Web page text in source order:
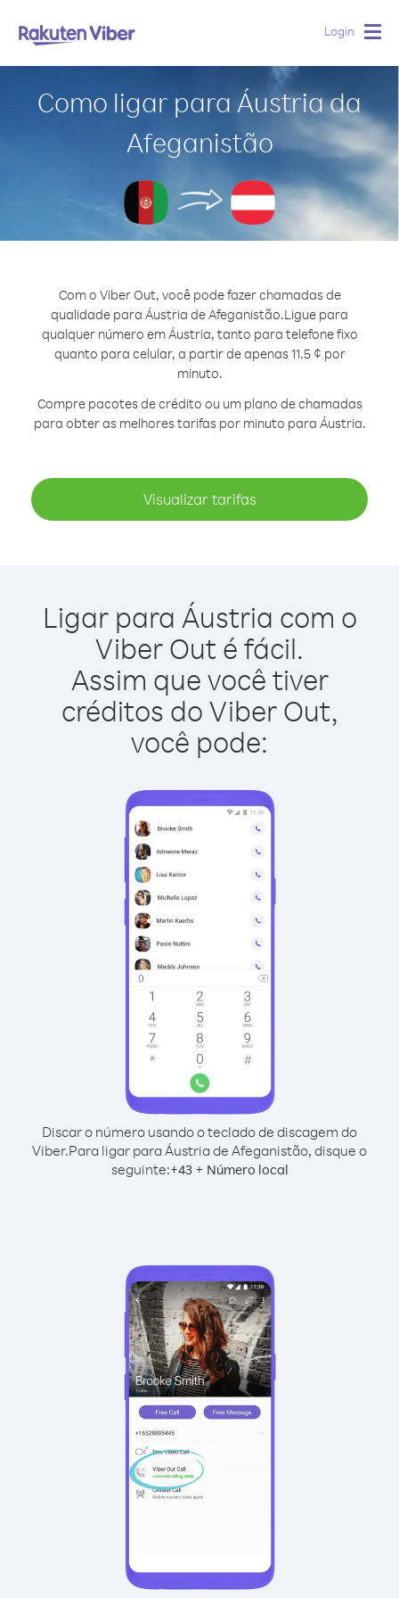
Login
Como ligar para Áustria da
Afeganistão
Com o Viber Out, você pode fazer chamadas de
qualidade para Áustria de Afeganistão.Ligue para
qualquer número em Áustria, tanto para telefone fixo
quanto para celular, a partir de apenas 11.5 ¢ por
minuto.
Compre pacotes de crédito ou um plano de chamadas
para obter as melhores tarifas por minuto para Áustria.
Visualizar tarifas
Ligar para Áustria com o
Viber Out é fácil.
Assim que você tiver
créditos do Viber Out,
você pode:
Discar o número usando o teclado de discagem do
Viber.Para ligar para Áustria de Afeganistão, disque o
seguinte:+43+ Número local